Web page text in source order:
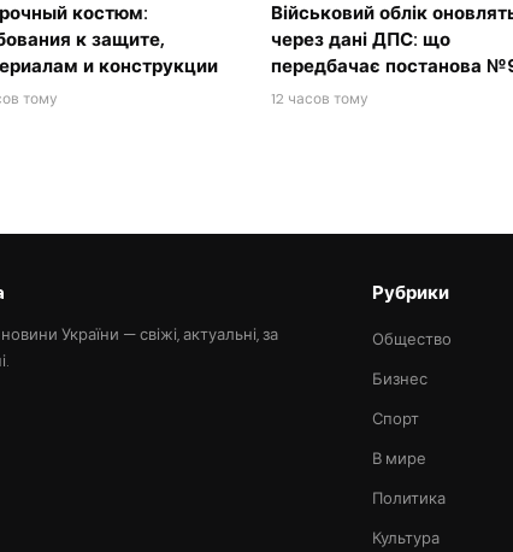
костюм:
к защите,
и конструкции
тому
Військовий облік
через дані ДПС: що
передбачає постанова
12 часов тому
України — свіжі, актуальні, за
Рубрики
Общество
Бизнес
Спорт
В мире
Политика
Культура